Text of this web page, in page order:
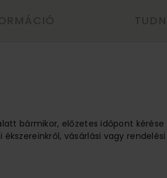
bármikor, előzetes időpont
vásárlási vagy